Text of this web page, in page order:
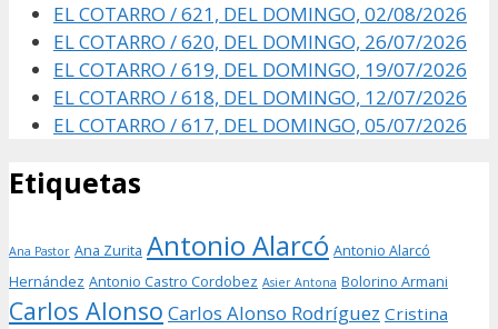
EL COTARRO / 621, DEL DOMINGO, 02/08/2026
EL COTARRO / 620, DEL DOMINGO, 26/07/2026
EL COTARRO / 619, DEL DOMINGO, 19/07/2026
EL COTARRO / 618, DEL DOMINGO, 12/07/2026
EL COTARRO / 617, DEL DOMINGO, 05/07/2026
Etiquetas
Ana Pastor Ana Zurita Antonio Alarcó Antonio Alarcó
Hernández Antonio Castro Cordobez Asier Antona Bolorino Armani
Carlos Alonso Carlos Alonso Rodríguez Cristina